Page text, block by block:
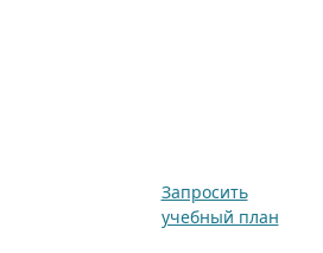
Запросить
учебный план